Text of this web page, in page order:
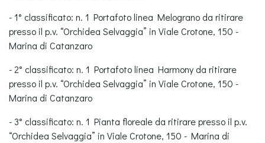
- 1° classificato: n. 1 Portafoto linea Melograno da ritirare
presso il p.v. “Orchidea Selvaggia” in Viale Crotone, 150 -
Marina di Catanzaro
- 2° classificato: n. 1 Portafoto linea Harmony da ritirare
presso il p.v. “Orchidea Selvaggia” in Viale Crotone, 150 -
Marina di Catanzaro
- 3° classificato: n. 1 Pianta floreale da ritirare presso il p.v.
“Orchidea Selvaggia” in Viale Crotone, 150 - Marina di